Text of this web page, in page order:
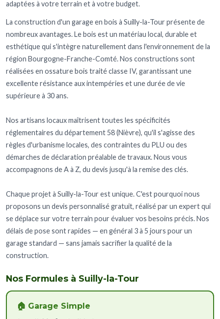
adaptées à votre terrain et à votre budget.
La construction d'un garage en bois à Suilly-la-Tour présente de
nombreux avantages. Le bois est un matériau local, durable et
esthétique qui s'intègre naturellement dans l'environnement de la
région Bourgogne-Franche-Comté. Nos constructions sont
réalisées en ossature bois traité classe IV, garantissant une
excellente résistance aux intempéries et une durée de vie
supérieure à 30 ans.
Nos artisans locaux maîtrisent toutes les spécificités
réglementaires du département 58 (Nièvre), qu'il s'agisse des
règles d'urbanisme locales, des contraintes du PLU ou des
démarches de déclaration préalable de travaux. Nous vous
accompagnons de A à Z, du devis jusqu'à la remise des clés.
Chaque projet à Suilly-la-Tour est unique. C'est pourquoi nous
proposons un devis personnalisé gratuit, réalisé par un expert qui
se déplace sur votre terrain pour évaluer vos besoins précis. Nos
délais de pose sont rapides — en général 3 à 5 jours pour un
garage standard — sans jamais sacrifier la qualité de la
construction.
Nos Formules à Suilly-la-Tour
🏠 Garage Simple